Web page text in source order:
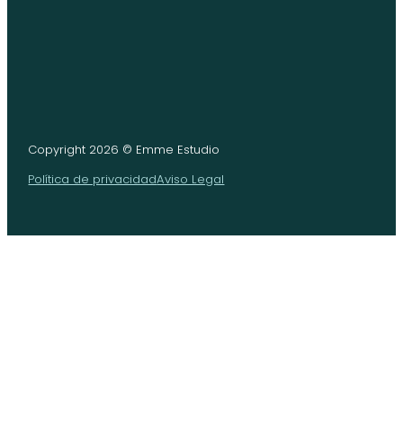
Copyright 2026 © Emme Estudio
Política de privacidadAviso Legal